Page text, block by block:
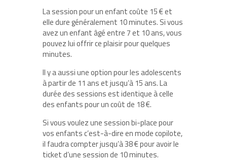
La session pour un enfant coûte 15 € et
elle dure généralement 10 minutes. Si vous
avez un enfant âgé entre 7 et 10 ans, vous
pouvez lui offrir ce plaisir pour quelques
minutes.
Il y a aussi une option pour les adolescents
à partir de 11 ans et jusqu’à 15 ans. La
durée des sessions est identique à celle
des enfants pour un coût de 18 €.
Si vous voulez une session bi-place pour
vos enfants c’est-à-dire en mode copilote,
il faudra compter jusqu’à 38 € pour avoir le
ticket d’une session de 10 minutes.